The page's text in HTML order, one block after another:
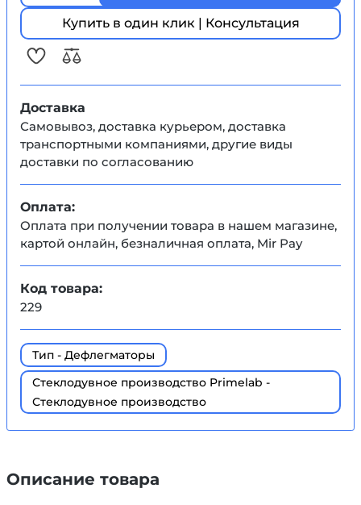
Купить в один клик | Консультация
Доставка
Самовывоз, доставка курьером, доставка
транспортными компаниями, другие виды
доставки по согласованию
Оплата:
Оплата при получении товара в нашем магазине,
картой онлайн, безналичная оплата, Mir Pay
Код товара:
229
Тип - Дефлегматоры
Стеклодувное производство Primelab -
Стеклодувное производство
Описание товара